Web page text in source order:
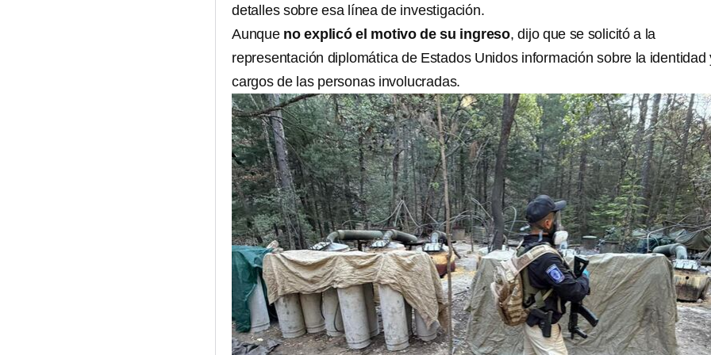
detalles sobre esa línea de investigación.
Aunque no explicó el motivo de su ingreso, dijo que se solicitó a la
representación diplomática de Estados Unidos información sobre la identidad
cargos de las personas involucradas.